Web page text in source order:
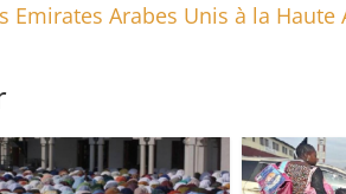
Emirates Arabes Unis à la